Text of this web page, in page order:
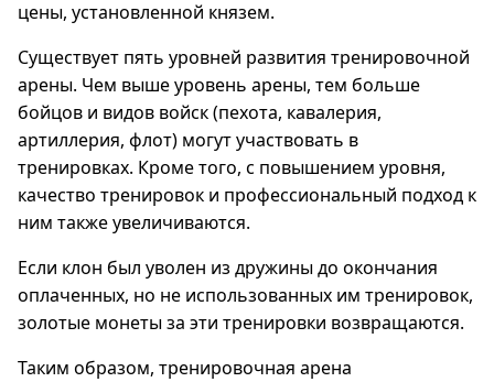
цены, установленной князем.
Существует пять уровней развития тренировочной
арены. Чем выше уровень арены, тем больше
бойцов и видов войск (пехота, кавалерия,
артиллерия, флот) могут участвовать в
тренировках. Кроме того, с повышением уровня,
качество тренировок и профессиональный подход к
ним также увеличиваются.
Если клон был уволен из дружины до окончания
оплаченных, но не использованных им тренировок,
золотые монеты за эти тренировки возвращаются.
Таким образом, тренировочная арена